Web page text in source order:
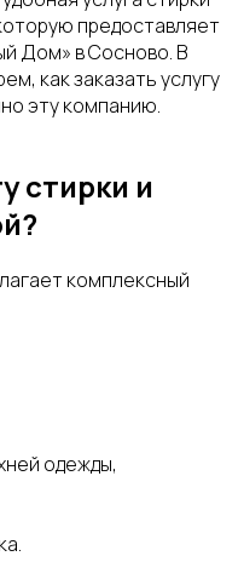
предоставляет
Дом» в Сосново. В
как заказать услугу
эту компанию.
стирки и
комплексный
одежды,